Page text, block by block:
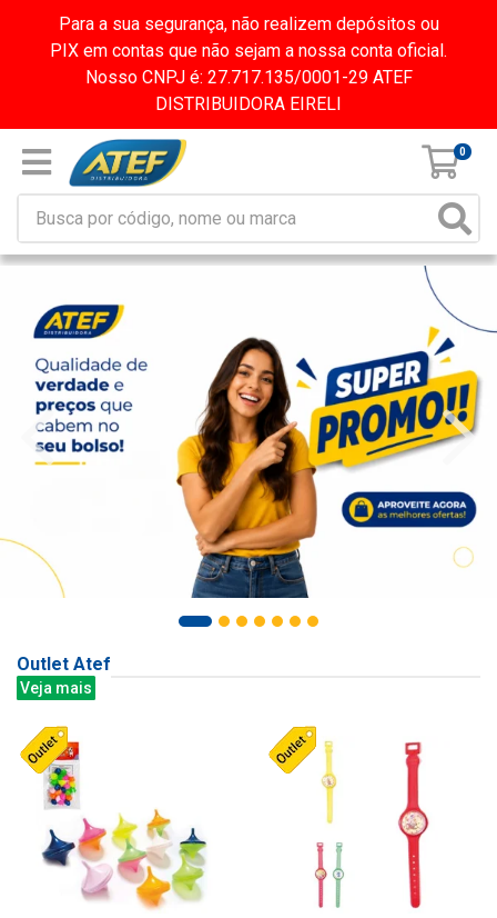
Para a sua segurança, não realizem depósitos ou
PIX em contas que não sejam a nossa conta oficial.
Nosso CNPJ é: 27.717.135/0001-29 ATEF
DISTRIBUIDORA EIRELI
0
Outlet Atef
Veja mais